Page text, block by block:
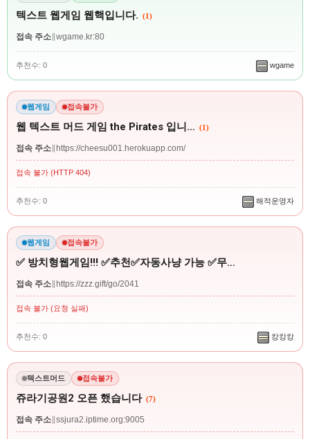
텍스트 웹게임 웹핵입니다. (1)
접속 주소 wgame.kr:80
추천수: 0 wgame
웹게임 접속불가
웹 텍스트 머드 게임 the Pirates 입니… (1)
접속 주소 https://cheesu001.herokuapp.com/
접속 불가 (HTTP 404)
추천수: 0 해적운영자
웹게임 접속불가
✅ 방치형웹게임!!! ✅추천✅자동사냥 가능 ✅무…
접속 주소 https://zzz.gift/go/2041
접속 불가 (요청 실패)
추천수: 0 캉캉캉
텍스트머드 접속불가
쥬라기공원2 오픈 했습니다 (7)
접속 주소 ssjura2.iptime.org:9005